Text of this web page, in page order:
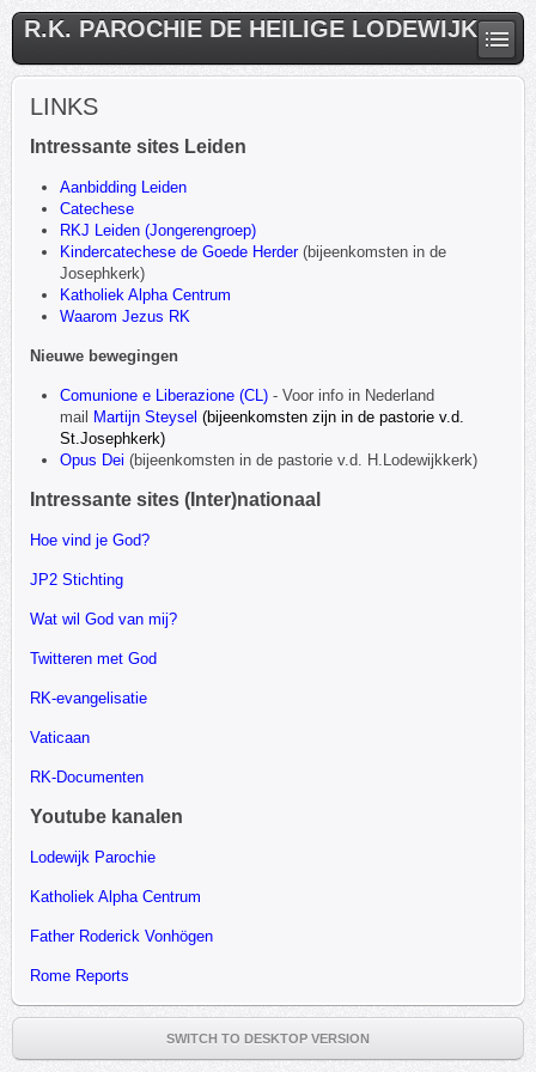
R.K. PAROCHIE DE HEILIGE LODEWIJK
LINKS
Intressante sites Leiden
Aanbidding Leiden
Catechese
RKJ Leiden (Jongerengroep)
Kindercatechese de Goede Herder(bijeenkomsten in de
Josephkerk)
Katholiek Alpha Centrum
Waarom Jezus RK
Nieuwe bewegingen
Comunione e Liberazione (CL) - Voor info in Nederland
mail
Martijn Steysel (bijeenkomsten zijn in de pastorie v.d.
St.Josephkerk)
Opus Dei (bijeenkomsten in de pastorie v.d. H.Lodewijkkerk)
Intressante sites (Inter)nationaal
Hoe vind je God?
JP2 Stichting
Wat wil God van mij?
Twitteren met God
RK-evangelisatie
Vaticaan
RK-Documenten
Youtube kanalen
Lodewijk Parochie
Katholiek Alpha Centrum
Father Roderick Vonhögen
Rome Reports
SWITCH TO DESKTOP VERSION